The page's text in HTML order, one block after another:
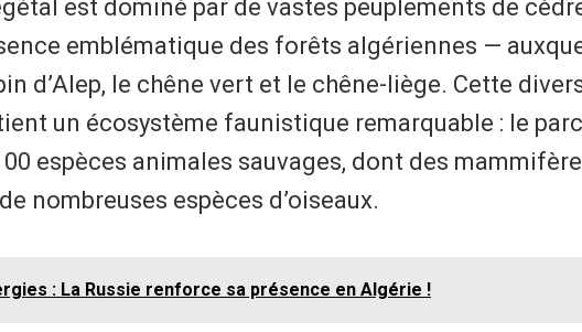
est dominé par de vastes peuplements de
emblématique des forêts algériennes —
d’Alep, le chêne vert et le chêne-liège. Cette
un écosystème faunistique remarquable : le parc
espèces animales sauvages, dont des
nombreuses espèces d’oiseaux.
: La Russie renforce sa présence en Algérie !